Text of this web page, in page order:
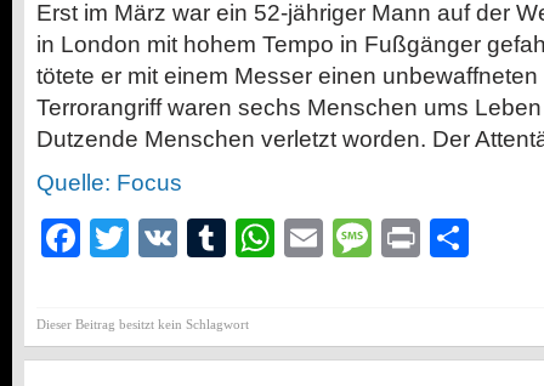
Erst im März war ein 52-jähriger Mann auf der
in London mit hohem Tempo in Fußgänger
tötete er mit einem Messer einen
Terrorangriff waren sechs Menschen ums
Dutzende Menschen verletzt worden. Der
Quelle: Focus
Facebook
Twitter
VK Tumblr
WhatsApp
EmailMessage
Print
Dieser Beitrag besitzt kein Schlagwort